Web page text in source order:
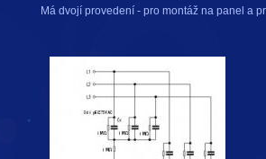
Má dvojí provedení - pro montáž na panel a